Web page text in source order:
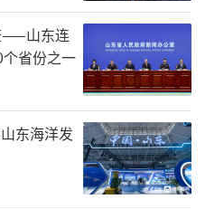
全国较有影响的大型
力明教育、力明医
、力明研学五大集团
无负债。其中，教育
高等教育山东力明科
结合大学）、中职教
泰安力明职业中专、
——山东连
省份之一
东海洋发